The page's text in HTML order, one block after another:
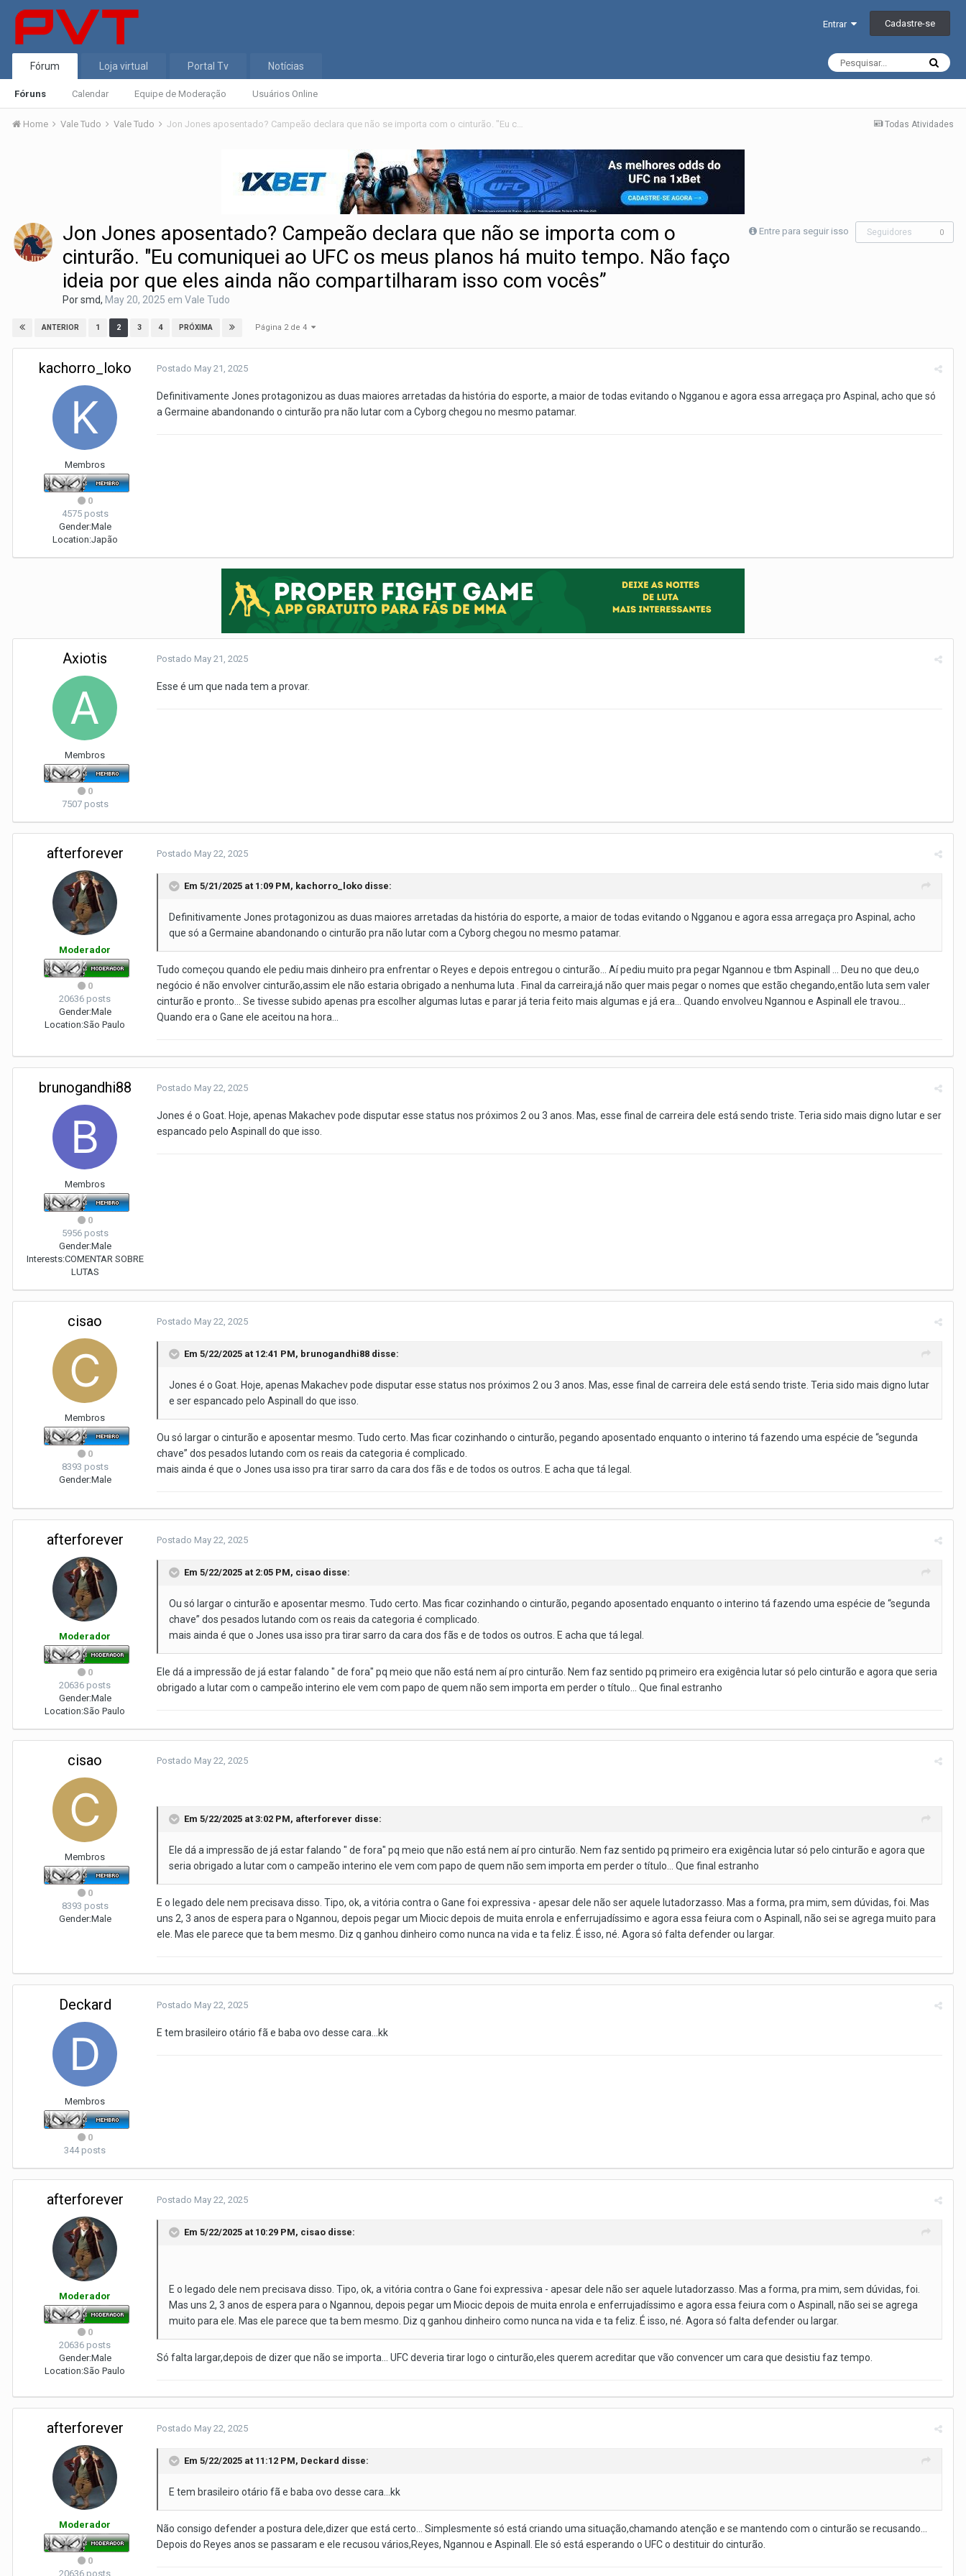
Entrar Cadastre-se
Fórum
Fóruns Calendar Equipe de Moderação Usuários Online
Loja virtual Portal Tv Notícias
Todas Atividades
Home Vale Tudo Vale Tudo Jon Jones aposentado? Campeão declara que não se importa com o cinturão. "Eu comuniquei ao UFC os meus planos há muito tempo. Não faço ideia por que eles ainda não compartilharam isso com vocês”
Entre para seguir isso Seguidores 0
Jon Jones aposentado? Campeão declara que não se importa com o
cinturão. "Eu comuniquei ao UFC os meus planos há muito tempo. Não faço
ideia por que eles ainda não compartilharam isso com vocês”
Porsmd, May 20, 2025 em Vale Tudo
ANTERIOR 1 2 3 4 PRÓXIMA Página 2 de 4
kachorro_loko
Membros
0
4575 posts
Gender:Male
Location:Japão
Postado May 21, 2025
Definitivamente Jones protagonizou as duas maiores arretadas da história do esporte, a maior de todas evitando o Ngganou e agora essa arregaça pro Aspinal, acho que só
a Germaine abandonando o cinturão pra não lutar com a Cyborg chegou no mesmo patamar.
Axiotis
Membros
0
7507 posts
Postado May 21, 2025
Esse é um que nada tem a provar.
afterforever
Moderador
0
20636 posts
Gender:Male
Location:São Paulo
Postado May 22, 2025
Em 5/21/2025 at 1:09 PM, kachorro_loko disse:
Definitivamente Jones protagonizou as duas maiores arretadas da história do esporte, a maior de todas evitando o Ngganou e agora essa arregaça pro Aspinal, acho
que só a Germaine abandonando o cinturão pra não lutar com a Cyborg chegou no mesmo patamar.
Tudo começou quando ele pediu mais dinheiro pra enfrentar o Reyes e depois entregou o cinturão... Aí pediu muito pra pegar Ngannou e tbm Aspinall ... Deu no que deu,o
negócio é não envolver cinturão,assim ele não estaria obrigado a nenhuma luta . Final da carreira,já não quer mais pegar o nomes que estão chegando,então luta sem valer
cinturão e pronto... Se tivesse subido apenas pra escolher algumas lutas e parar já teria feito mais algumas e já era... Quando envolveu Ngannou e Aspinall ele travou...
Quando era o Gane ele aceitou na hora...
brunogandhi88
Membros
0
5956 posts
Gender:Male
Interests:COMENTAR SOBRE
LUTAS
Postado May 22, 2025
Jones é o Goat. Hoje, apenas Makachev pode disputar esse status nos próximos 2 ou 3 anos. Mas, esse final de carreira dele está sendo triste. Teria sido mais digno lutar e ser
espancado pelo Aspinall do que isso.
cisao
Membros
0
8393 posts
Gender:Male
Postado May 22, 2025
Em 5/22/2025 at 12:41 PM, brunogandhi88 disse:
Jones é o Goat. Hoje, apenas Makachev pode disputar esse status nos próximos 2 ou 3 anos. Mas, esse final de carreira dele está sendo triste. Teria sido mais digno lutar
e ser espancado pelo Aspinall do que isso.
Ou só largar o cinturão e aposentar mesmo. Tudo certo. Mas ficar cozinhando o cinturão, pegando aposentado enquanto o interino tá fazendo uma espécie de “segunda
chave” dos pesados lutando com os reais da categoria é complicado.
mais ainda é que o Jones usa isso pra tirar sarro da cara dos fãs e de todos os outros. E acha que tá legal.
afterforever
Moderador
0
20636 posts
Gender:Male
Location:São Paulo
Postado May 22, 2025
Em 5/22/2025 at 2:05 PM, cisao disse:
Ou só largar o cinturão e aposentar mesmo. Tudo certo. Mas ficar cozinhando o cinturão, pegando aposentado enquanto o interino tá fazendo uma espécie de “segunda
chave” dos pesados lutando com os reais da categoria é complicado.
mais ainda é que o Jones usa isso pra tirar sarro da cara dos fãs e de todos os outros. E acha que tá legal.
Ele dá a impressão de já estar falando " de fora" pq meio que não está nem aí pro cinturão. Nem faz sentido pq primeiro era exigência lutar só pelo cinturão e agora que seria
obrigado a lutar com o campeão interino ele vem com papo de quem não sem importa em perder o título... Que final estranho
cisao
Membros
0
8393 posts
Gender:Male
Postado May 22, 2025
Em 5/22/2025 at 3:02 PM, afterforever disse:
Ele dá a impressão de já estar falando " de fora" pq meio que não está nem aí pro cinturão. Nem faz sentido pq primeiro era exigência lutar só pelo cinturão e agora que
seria obrigado a lutar com o campeão interino ele vem com papo de quem não sem importa em perder o título... Que final estranho
E o legado dele nem precisava disso. Tipo, ok, a vitória contra o Gane foi expressiva - apesar dele não ser aquele lutadorzasso. Mas a forma, pra mim, sem dúvidas, foi. Mas
uns 2, 3 anos de espera para o Ngannou, depois pegar um Miocic depois de muita enrola e enferrujadíssimo e agora essa feiura com o Aspinall, não sei se agrega muito para
ele. Mas ele parece que ta bem mesmo. Diz q ganhou dinheiro como nunca na vida e ta feliz. É isso, né. Agora só falta defender ou largar.
Deckard
Membros
0
344 posts
Postado May 22, 2025
E tem brasileiro otário fã e baba ovo desse cara...kk
afterforever
Moderador
0
20636 posts
Gender:Male
Location:São Paulo
Postado May 22, 2025
Em 5/22/2025 at 10:29 PM, cisao disse:
E o legado dele nem precisava disso. Tipo, ok, a vitória contra o Gane foi expressiva - apesar dele não ser aquele lutadorzasso. Mas a forma, pra mim, sem dúvidas, foi.
Mas uns 2, 3 anos de espera para o Ngannou, depois pegar um Miocic depois de muita enrola e enferrujadíssimo e agora essa feiura com o Aspinall, não sei se agrega
muito para ele. Mas ele parece que ta bem mesmo. Diz q ganhou dinheiro como nunca na vida e ta feliz. É isso, né. Agora só falta defender ou largar.
Só falta largar,depois de dizer que não se importa... UFC deveria tirar logo o cinturão,eles querem acreditar que vão convencer um cara que desistiu faz tempo.
afterforever
Moderador
0
20636 posts
Postado May 22, 2025
Em 5/22/2025 at 11:12 PM, Deckard disse:
E tem brasileiro otário fã e baba ovo desse cara...kk
Não consigo defender a postura dele,dizer que está certo... Simplesmente só está criando uma situação,chamando atenção e se mantendo com o cinturão se recusando...
Depois do Reyes anos se passaram e ele recusou vários,Reyes, Ngannou e Aspinall. Ele só está esperando o UFC o destituir do cinturão.